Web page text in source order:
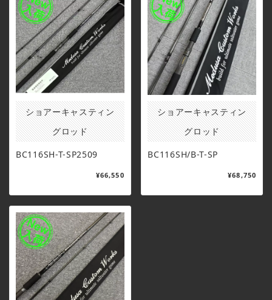
ショアーキャスティン
グロッド
BC116SH-T-SP2509
¥66,550
ショアーキャスティン
グロッド
BC116SH/B-T-SP
¥68,750